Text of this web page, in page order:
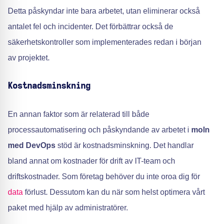
Detta påskyndar inte bara arbetet, utan eliminerar också
antalet fel och incidenter. Det förbättrar också de
säkerhetskontroller som implementerades redan i början
av projektet.
Kostnadsminskning
En annan faktor som är relaterad till både
processautomatisering och påskyndande av arbetet i moln
med DevOps stöd är kostnadsminskning. Det handlar
bland annat om kostnader för drift av IT-team och
driftskostnader. Som företag behöver du inte oroa dig för
data förlust. Dessutom kan du när som helst optimera vårt
paket med hjälp av administratörer.